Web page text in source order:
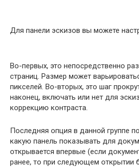
Для панели эскизов вы можете
Во-первых, это непосредственно
страниц. Размер может
пикселей. Во-вторых, это шаг
наконец, включать или нет для
коррекцию контраста.
Последняя опция в данной группе
какую панель показывать для
открывается впервые (если
ранее, то при следующем открытии